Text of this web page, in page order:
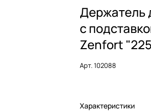
Держатель
с
Zenfort
Арт.102088
Характеристики